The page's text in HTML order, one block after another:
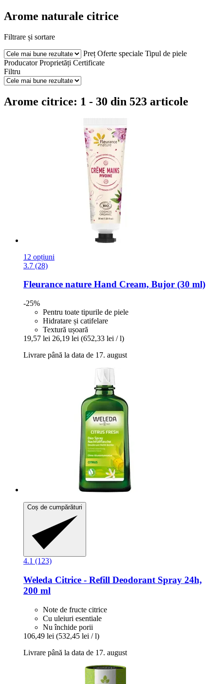
Arome naturale citrice
Filtrare și sortare
Preț Oferte speciale Tipul de piele
Producator Proprietăți Certificate
Filtru
Arome citrice: 1 - 30 din 523 articole
12 opțiuni
3.7 (28)
Fleurance nature Hand Cream, Bujor (30 ml)
-25%
Pentru toate tipurile de piele
Hidratare și catifelare
Textură ușoară
19,57 lei 26,19 lei (652,33 lei / l)
Livrare până la data de 17. august
Coș de cumpărături
4.1 (123)
Weleda Citrice -​ Refill Deodorant Spray 24h,
200 ml
Note de fructe citrice
Cu uleiuri esentiale
Nu închide porii
106,49 lei (532,45 lei / l)
Livrare până la data de 17. august